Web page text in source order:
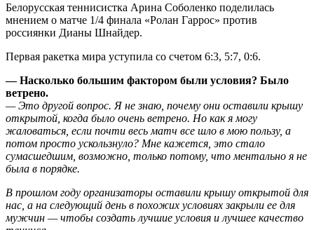
Белорусская теннисистка Арина Соболенко поделилась
мнением о матче 1/4 финала «Ролан Гаррос» против
россиянки Дианы Шнайдер.
Первая ракетка мира уступила со счетом 6:3, 5:7, 0:6.
— Насколько большим фактором были условия? Было
ветрено.
— Это другой вопрос. Я не знаю, почему они оставили крышу
открытой, когда было очень ветрено. Но как я могу
жаловаться, если почти весь матч все шло в мою пользу, а
потом просто ускользнуло? Мне кажется, это стало
сумасшедшим, возможно, только потому, что ментально я не
была в порядке.
В прошлом году организаторы оставили крышу открытой для
нас, а на следующий день в похожих условиях закрыли ее для
мужчин — чтобы создать лучшие условия и лучшее качество